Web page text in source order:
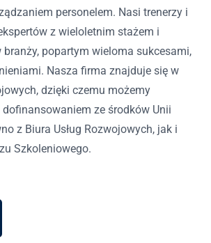
personelem. Nasi trenerzy i
z wieloletnim stażem i
popartym wieloma sukcesami,
Nasza firma znajduje się w
dzięki czemu możemy
dofinansowaniem ze środków Unii
z Biura Usług Rozwojowych, jak i
Szkoleniowego.